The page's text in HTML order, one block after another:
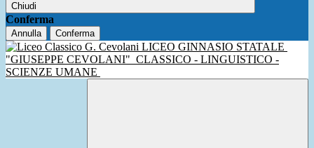
Chiudi
Conferma
Annulla Conferma
LICEO GINNASIO STATALE
"GIUSEPPE CEVOLANI" CLASSICO - LINGUISTICO -
SCIENZE UMANE